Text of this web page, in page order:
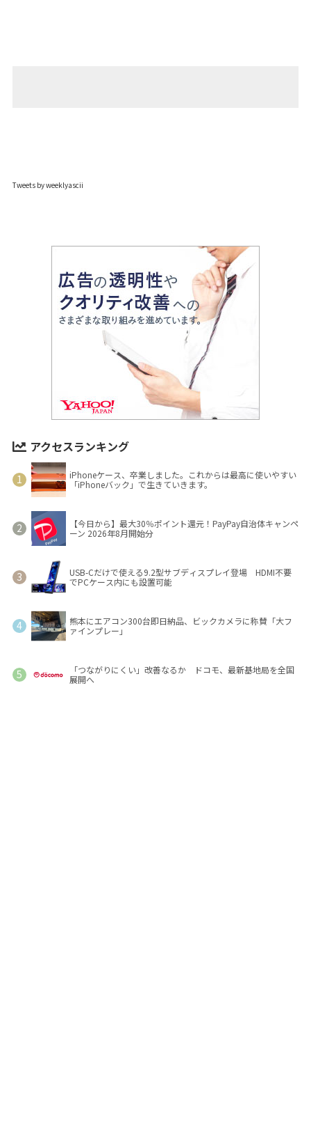
Tweets by weeklyascii
アクセスランキング
iPhoneケース、卒業しました。これからは最高に使いやすい
「iPhoneバック」で生きていきます。
【今日から】最大30％ポイント還元！PayPay自治体キャンペ
ーン 2026年8月開始分
USB-Cだけで使える9.2型サブディスプレイ登場 HDMI不要
でPCケース内にも設置可能
熊本にエアコン300台即日納品、ビックカメラに称賛「大フ
ァインプレー」
「つながりにくい」改善なるか ドコモ、最新基地局を全国
展開へ